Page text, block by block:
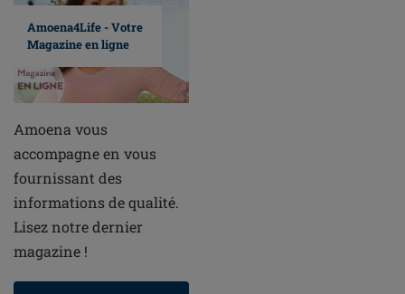
Amoena4Life - Votre
Magazine en ligne
Amoena vous
accompagne en vous
fournissant des
informations de qualité.
Lisez notre dernier
magazine !